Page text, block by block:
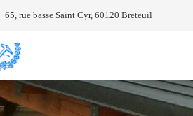
65, rue basse Saint Cyr, 60120 Breteuil